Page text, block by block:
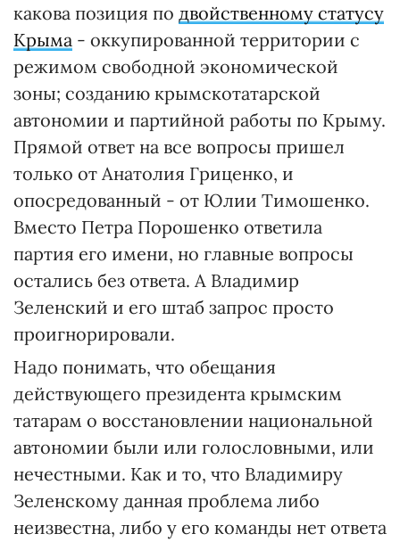
какова позиция по двойственному статусу
Крыма - оккупированной территории с
режимом свободной экономической
зоны; созданию крымскотатарской
автономии и партийной работы по Крыму.
Прямой ответ на все вопросы пришел
только от Анатолия Гриценко, и
опосредованный - от Юлии Тимошенко.
Вместо Петра Порошенко ответила
партия его имени, но главные вопросы
остались без ответа. А Владимир
Зеленский и его штаб запрос просто
проигнорировали.
Надо понимать, что обещания
действующего президента крымским
татарам о восстановлении национальной
автономии были или голословными, или
нечестными. Как и то, что Владимиру
Зеленскому данная проблема либо
неизвестна, либо у его команды нет ответа